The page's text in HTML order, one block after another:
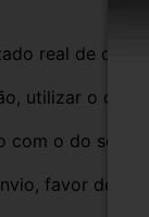
real de
utilizar o
com o do seu